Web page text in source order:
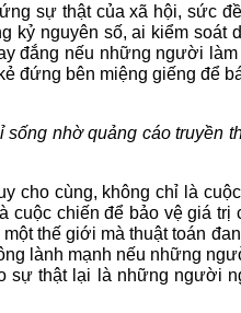
sự thật của xã hội, sức
kỷ nguyên số, ai kiểm soát
đắng nếu những người làm
đứng bên miệng giếng để
nhờ quảng cáo truyền
cho cùng, không chỉ là
cuộc chiến để bảo vệ giá trị
thế giới mà thuật toán
lành mạnh nếu những
sự thật lại là những người